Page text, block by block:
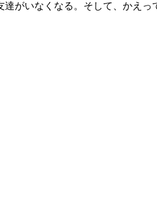
がいなくなる。そして、かえっ